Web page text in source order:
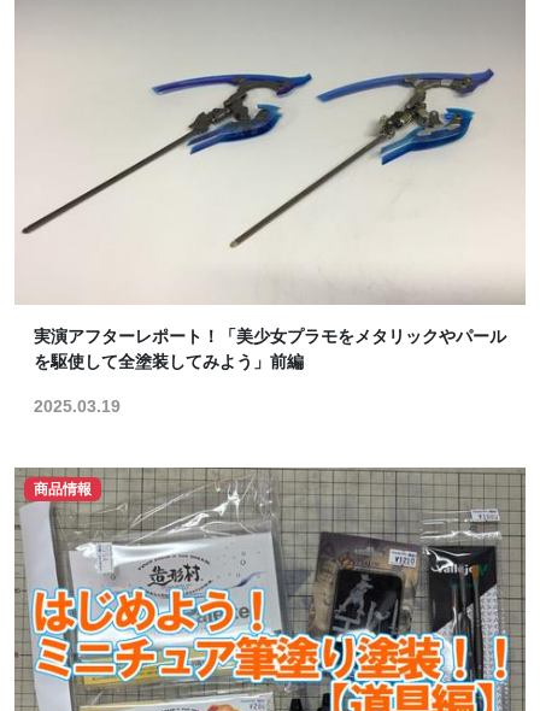
実演アフターレポート！「美少女プラモをメタリックやパール
を駆使して全塗装してみよう」前編
2025.03.19
商品情報